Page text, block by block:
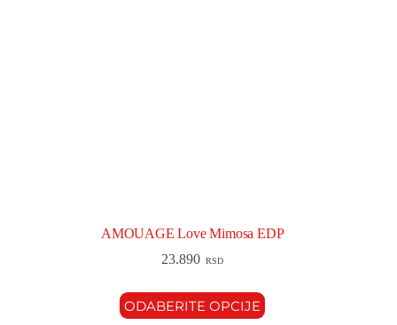
AMOUAGE Love Mimosa EDP
23.890 RSD
ODABERITE OPCIJE